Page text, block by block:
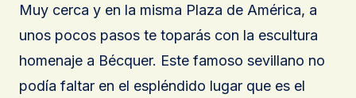
Muy cerca y en la misma Plaza de América, a
unos pocos pasos te toparás con la escultura
homenaje a Bécquer. Este famoso sevillano no
podía faltar en el espléndido lugar que es el